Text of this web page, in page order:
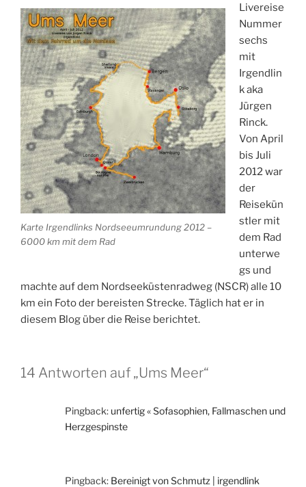
Karte Irgendlinks Nordseeumrundung 2012 –
6000 km mit dem Rad
Livereise
Nummer
sechs
mit
Irgendlin
k aka
Jürgen
Rinck.
Von April
bis Juli
2012 war
der
Reisekün
stler mit
dem Rad
unterwe
gs und
machte auf dem Nordseeküstenradweg (NSCR) alle 10
km ein Foto der bereisten Strecke. Täglich hat er in
diesem Blog über die Reise berichtet.
14 Antworten auf „Ums Meer“
Pingback: unfertig « Sofasophien, Fallmaschen und
Herzgespinste
Pingback: Bereinigt von Schmutz | irgendlink